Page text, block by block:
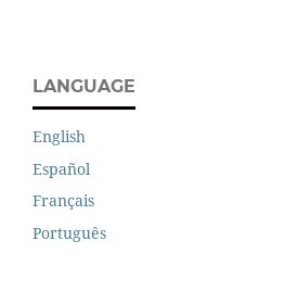
LANGUAGE
English
Español
Français
Português